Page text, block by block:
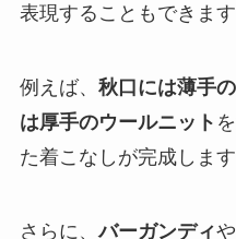
表現することもできます
例えば、 秋口には薄手
は厚手のウールニット
た着こなしが完成します
さらに、バーガンディや